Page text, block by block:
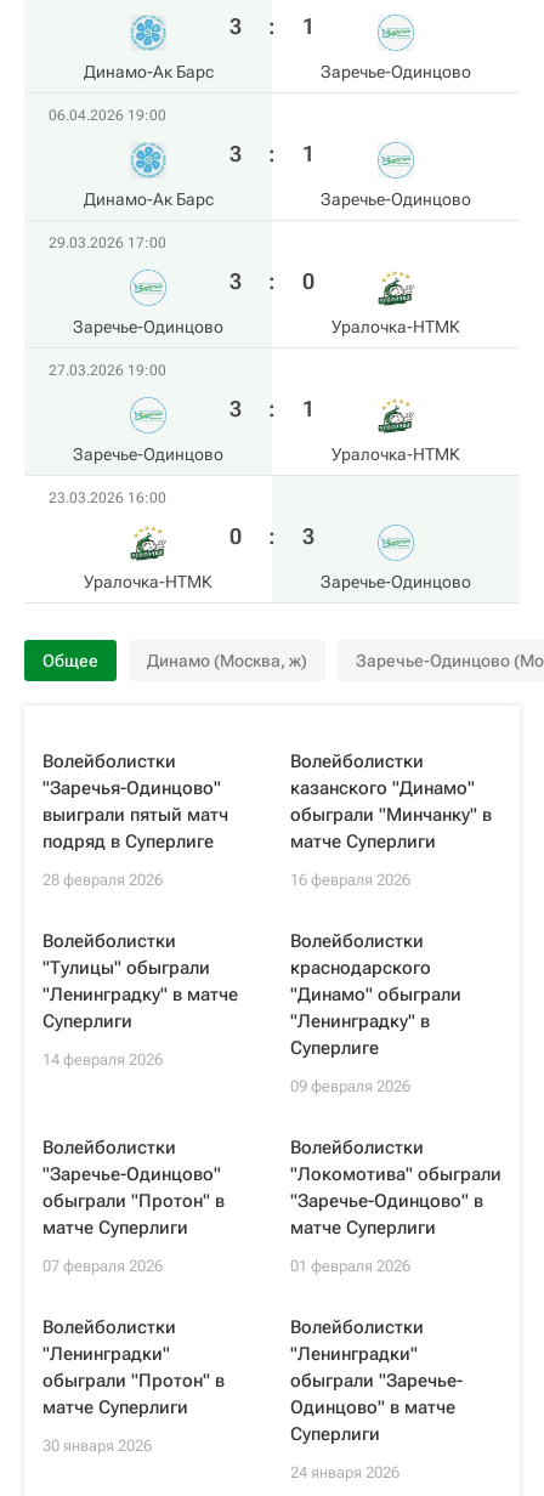
Динамо-Ак Барс
3 : 1
Заречье-Одинцово
06.04.2026 19:00
Динамо-Ак Барс
3 : 1
Заречье-Одинцово
29.03.2026 17:00
Заречье-Одинцово
3 : 0
Уралочка-НТМК
27.03.2026 19:00
Заречье-Одинцово
3 : 1
Уралочка-НТМК
23.03.2026 16:00
Уралочка-НТМК
0 : 3
Заречье-Одинцово
Общее Динамо (Москва, ж) Заречье-Одинцово
Волейболистки
"Заречья-Одинцово"
выиграли пятый матч
подряд в Суперлиге
28 февраля 2026
Волейболистки
казанского "Динамо"
обыграли "Минчанку" в
матче Суперлиги
16 февраля 2026
Волейболистки
"Тулицы" обыграли
"Ленинградку" в матче
Суперлиги
14 февраля 2026
Волейболистки
краснодарского
"Динамо" обыграли
"Ленинградку" в
Суперлиге
09 февраля 2026
Волейболистки
"Заречье-Одинцово"
обыграли "Протон" в
матче Суперлиги
07 февраля 2026
Волейболистки
"Локомотива" обыграли
"Заречье-Одинцово" в
матче Суперлиги
01 февраля 2026
Волейболистки
"Ленинградки"
обыграли "Протон" в
матче Суперлиги
30 января 2026
Волейболистки
"Ленинградки"
обыграли "Заречье-
Одинцово" в матче
Суперлиги
24 января 2026